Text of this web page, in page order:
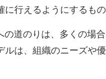
行えるようにするもの
の道のりは、多くの場
ルは、組織のニーズや